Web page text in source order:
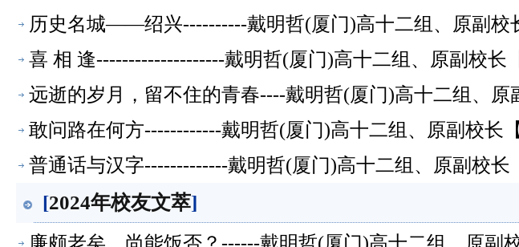
历史名城——绍兴----------戴明哲(厦门)高十二组、原副校
喜 相 逢--------------------戴明哲(厦门)高十二组、原副校长
远逝的岁月，留不住的青春----戴明哲(厦门)高十二组、原
敢问路在何方------------戴明哲(厦门)高十二组、原副校长
普通话与汉字-------------戴明哲(厦门)高十二组、原副校长
[2024年校友文萃]